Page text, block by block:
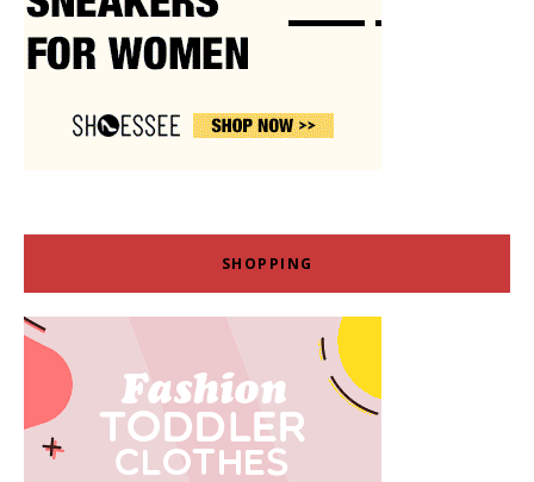
SHOPPING